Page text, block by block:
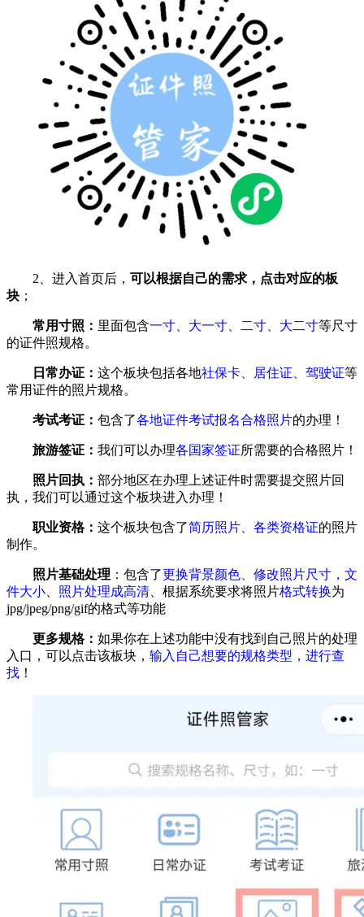
2、进入首页后， 可以根据自己的需求，点击对应的板
块 ；
常用寸照： 里面包含一寸、大一寸、二寸、大二寸等尺寸
的证件照规格。
日常办证： 这个板块包括各地社保卡、居住证、驾驶证等
常用证件的照片规格。
考试考证： 包含了各地证件考试报名合格照片的办理！
旅游签证： 我们可以办理各国家签证所需要的合格照片！
照片回执： 部分地区在办理上述证件时需要提交照片回
执，我们可以通过这个板块进入办理！
职业资格： 这个板块包含了简历照片、各类资格证的照片
制作。
照片基础处理 ：包含了更换背景颜色、修改照片尺寸，文
件大小
照片处理成高清 、根据系统要求将照片格式转换为
jpg/jpeg/png/gif的格式等功能
更多规格： 如果你在上述功能中没有找到自己照片的处理
入口，可以点击该板块， 输入自己想要的规格类型，进行查
找 ！